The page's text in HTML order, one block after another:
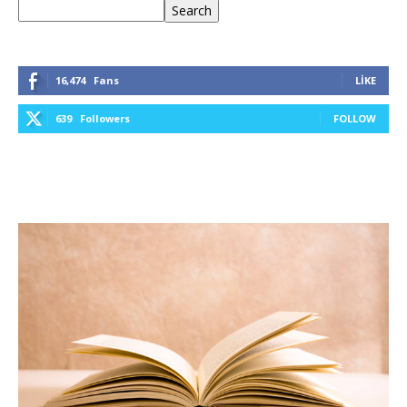
Search
16,474 Fans LIKE
639 Followers FOLLOW